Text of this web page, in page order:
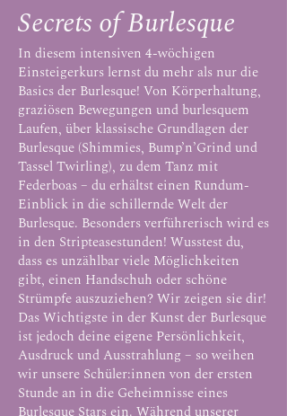
Secrets of Burlesque
In diesem intensiven 4-wöchigen
Einsteigerkurs lernst du mehr als nur die
Basics der Burlesque! Von Körperhaltung,
graziösen Bewegungen und burlesquem
Laufen, über klassische Grundlagen der
Burlesque (Shimmies, Bump’n’Grind und
Tassel Twirling), zu dem Tanz mit
Federboas – du erhältst einen Rundum-
Einblick in die schillernde Welt der
Burlesque. Besonders verführerisch wird es
in den Stripteasestunden! Wusstest du,
dass es unzählbar viele Möglichkeiten
gibt, einen Handschuh oder schöne
Strümpfe auszuziehen? Wir zeigen sie dir!
Das Wichtigste in der Kunst der Burlesque
ist jedoch deine eigene Persönlichkeit,
Ausdruck und Ausstrahlung – so weihen
wir unsere Schüler:innen von der ersten
Stunde an in die Geheimnisse eines